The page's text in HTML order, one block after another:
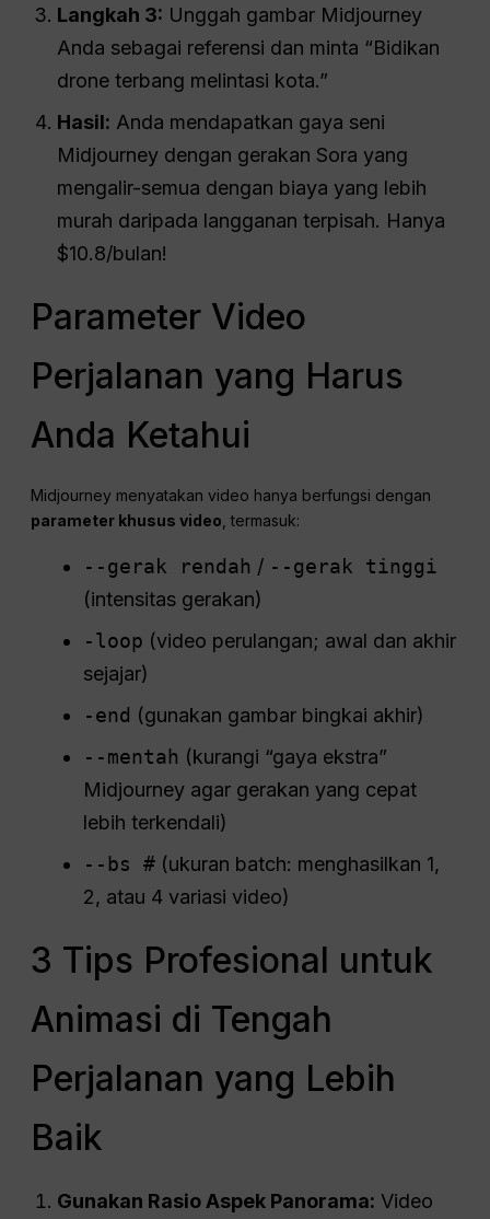
Langkah 3: Unggah gambar Midjourney
Anda sebagai referensi dan minta “Bidikan
drone terbang melintasi kota.”
Hasil: Anda mendapatkan gaya seni
Midjourney dengan gerakan Sora yang
mengalir-semua dengan biaya yang lebih
murah daripada langganan terpisah. Hanya
$10.8/bulan!
Parameter Video
Perjalanan yang Harus
Anda Ketahui
Midjourney menyatakan video hanya berfungsi dengan
parameter khusus video , termasuk:
--gerak rendah / --gerak tinggi
(intensitas gerakan)
-loop (video perulangan; awal dan akhir
sejajar)
-end (gunakan gambar bingkai akhir)
--mentah (kurangi “gaya ekstra”
Midjourney agar gerakan yang cepat
lebih terkendali)
--bs # (ukuran batch: menghasilkan 1,
2, atau 4 variasi video)
3 Tips Profesional untuk
Animasi di Tengah
Perjalanan yang Lebih
Baik
Gunakan Rasio Aspek Panorama: Video